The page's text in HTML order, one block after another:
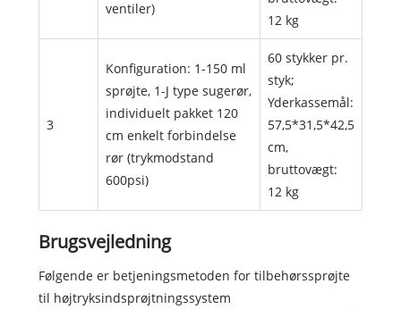
ventiler)
12 kg
3
Konfiguration: 1-150 ml
sprøjte, 1-J type sugerør,
individuelt pakket 120
cm enkelt forbindelse
rør (trykmodstand
600psi)
60 stykker pr.
styk;
Yderkassemål:
57,5*31,5*42,5
cm,
bruttovægt:
12 kg
Brugsvejledning
Følgende er betjeningsmetoden for tilbehørssprøjte
til højtryksindsprøjtningssystem